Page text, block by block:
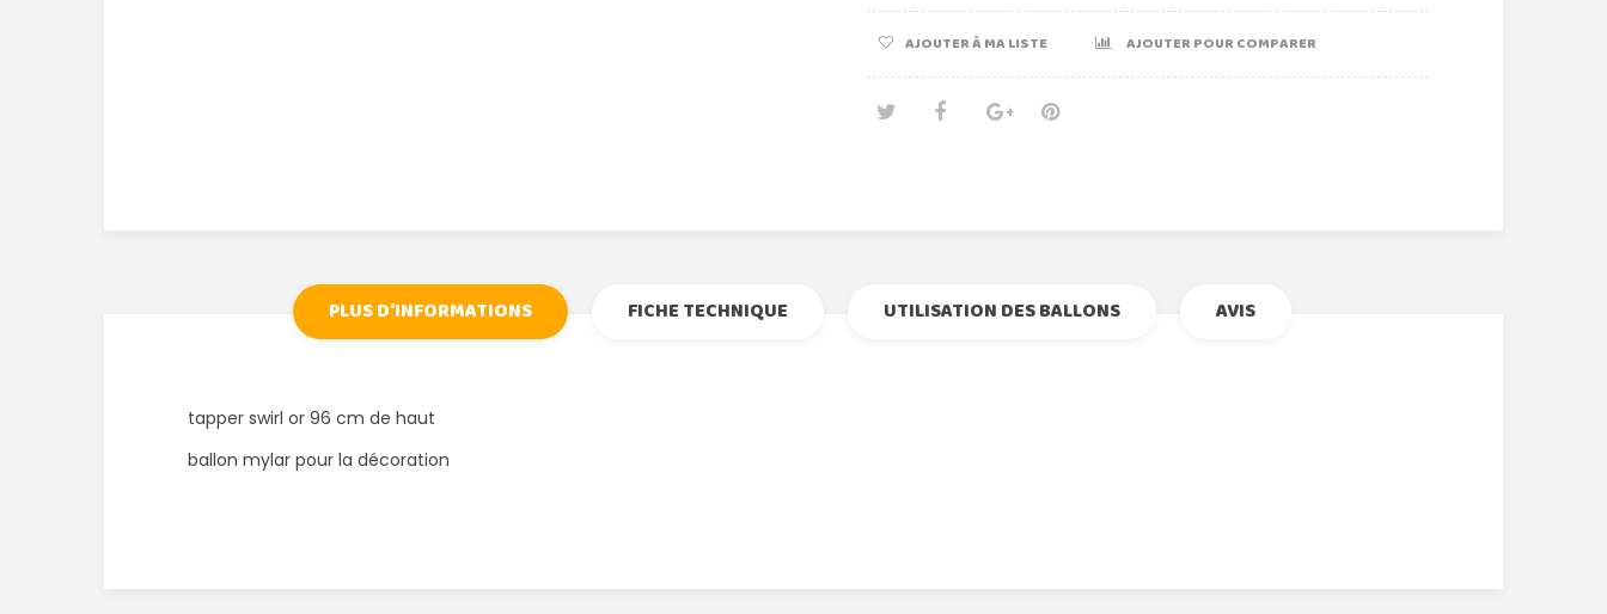
AJOUTER À MA LISTE AJOUTER POUR COMPARER
PLUS D'INFORMATIONS FICHE TECHNIQUE UTILISATION DES BALLONS AVIS
tapper swirl or 96 cm de haut
ballon mylar pour la décoration